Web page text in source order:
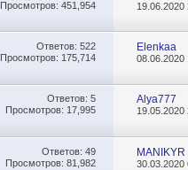
Просмотров: 451,954
19.06.2020
Ответов: 522
Просмотров: 175,714
Elenkaa
08.06.2020
Ответов: 5
Просмотров: 17,995
Alya777
19.05.2020
Ответов: 49
Просмотров: 81,982
MANIKYR
30.03.2020